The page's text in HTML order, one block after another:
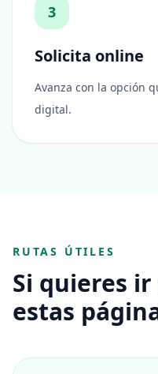
3
Solicita online
Avanza con la opción
digital.
RUTAS ÚTILES
Si quieres
estas